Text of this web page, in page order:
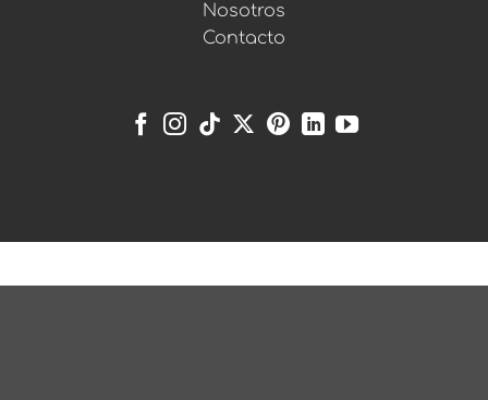
Nosotros
Contacto